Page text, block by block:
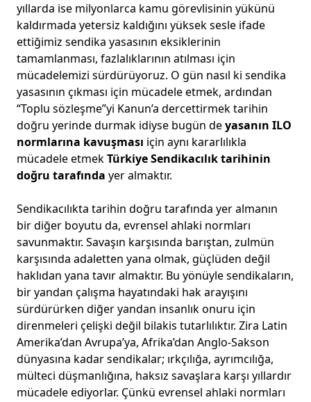
yıllarda ise milyonlarca kamu görevlisinin yükünü
kaldırmada yetersiz kaldığını yüksek sesle ifade
ettiğimiz sendika yasasının eksiklerinin
tamamlanması, fazlalıklarının atılması için
mücadelemizi sürdürüyoruz. O gün nasıl ki sendika
yasasının çıkması için mücadele etmek, ardından
“Toplu sözleşme”yi Kanun’a dercettirmek tarihin
doğru yerinde durmak idiyse bugün deyasanın ILO
normlarına kavuşması için aynı kararlılıkla
mücadele etmekTürkiye Sendikacılık tarihinin
doğru tarafında yer almaktır.
Sendikacılıkta tarihin doğru tarafında yer almanın
bir diğer boyutu da, evrensel ahlaki normları
savunmaktır. Savaşın karşısında barıştan, zulmün
karşısında adaletten yana olmak, güçlüden değil
haklıdan yana tavır almaktır. Bu yönüyle sendikaların,
bir yandan çalışma hayatındaki hak arayışını
sürdürürken diğer yandan insanlık onuru için
direnmeleri çelişki değil bilakis tutarlılıktır. Zira Latin
Amerika’dan Avrupa’ya, Afrika’dan Anglo-Sakson
dünyasına kadar sendikalar; ırkçılığa, ayrımcılığa,
mülteci düşmanlığına, haksız savaşlara karşı yıllardır
mücadele ediyorlar. Çünkü evrensel ahlaki normları